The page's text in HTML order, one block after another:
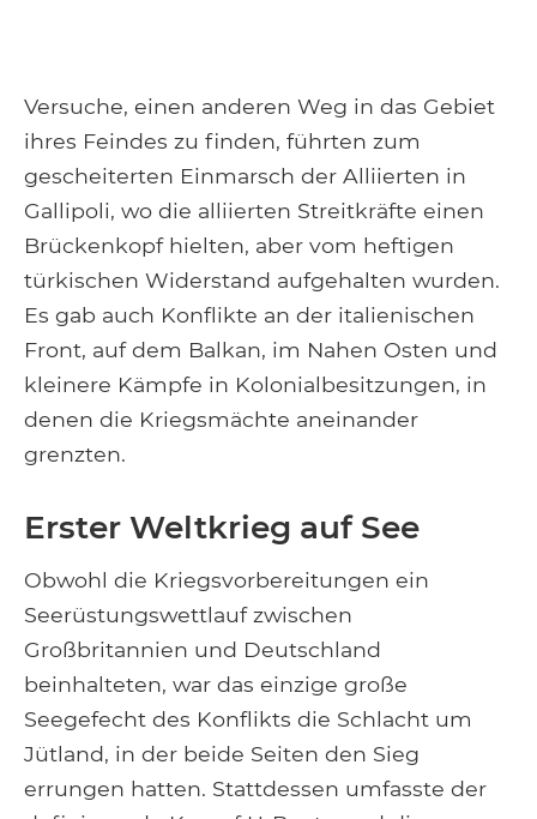
Versuche, einen anderen Weg in das Gebiet
ihres Feindes zu finden, führten zum
gescheiterten Einmarsch der Alliierten in
Gallipoli, wo die alliierten Streitkräfte einen
Brückenkopf hielten, aber vom heftigen
türkischen Widerstand aufgehalten wurden.
Es gab auch Konflikte an der italienischen
Front, auf dem Balkan, im Nahen Osten und
kleinere Kämpfe in Kolonialbesitzungen, in
denen die Kriegsmächte aneinander
grenzten.
Erster Weltkrieg auf See
Obwohl die Kriegsvorbereitungen ein
Seerüstungswettlauf zwischen
Großbritannien und Deutschland
beinhalteten, war das einzige große
Seegefecht des Konflikts die Schlacht um
Jütland, in der beide Seiten den Sieg
errungen hatten. Stattdessen umfasste der